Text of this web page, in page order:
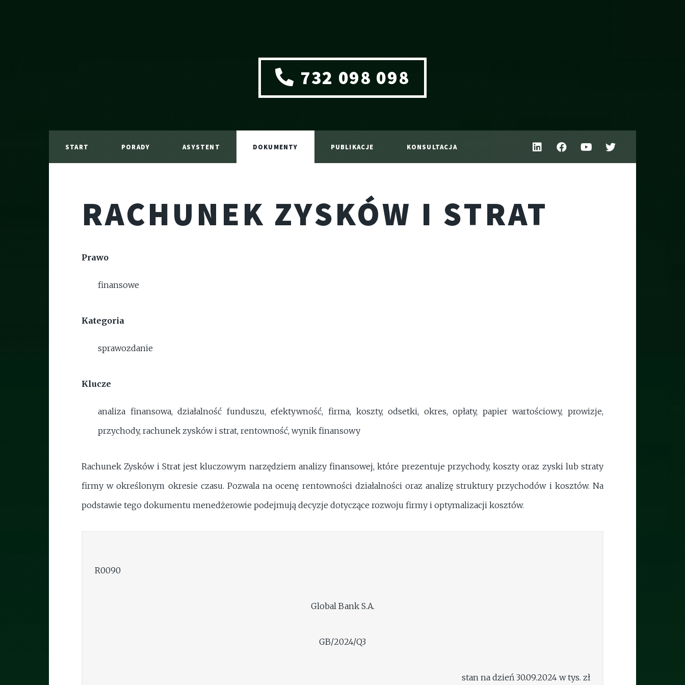
732 098 098
START PORADY ASYSTENT DOKUMENTY PUBLIKACJE KONSULTACJA
RACHUNEK ZYSKÓW I STRAT
Prawo
finansowe
Kategoria
sprawozdanie
Klucze
analiza finansowa, działalność funduszu, efektywność, firma, koszty, odsetki, okres, opłaty, papier wartościowy, prowizje,
przychody, rachunek zysków i strat, rentowność, wynik finansowy
Rachunek Zysków i Strat jest kluczowym narzędziem analizy finansowej, które prezentuje przychody, koszty oraz zyski lub straty
firmy w określonym okresie czasu. Pozwala na ocenę rentowności działalności oraz analizę struktury przychodów i kosztów. Na
podstawie tego dokumentu menedżerowie podejmują decyzje dotyczące rozwoju firmy i optymalizacji kosztów.
R0090
Global Bank S.A.
GB/2024/Q3
stan na dzień 30.09.2024 w tys. zł